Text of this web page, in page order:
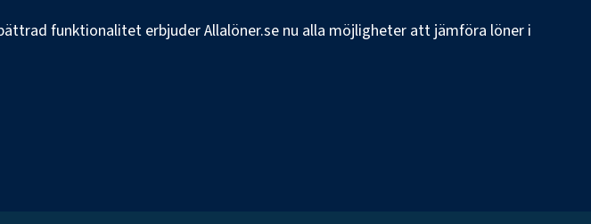
funktionalitet erbjuder Allalöner.se nu alla möjligheter att jämföra löner i